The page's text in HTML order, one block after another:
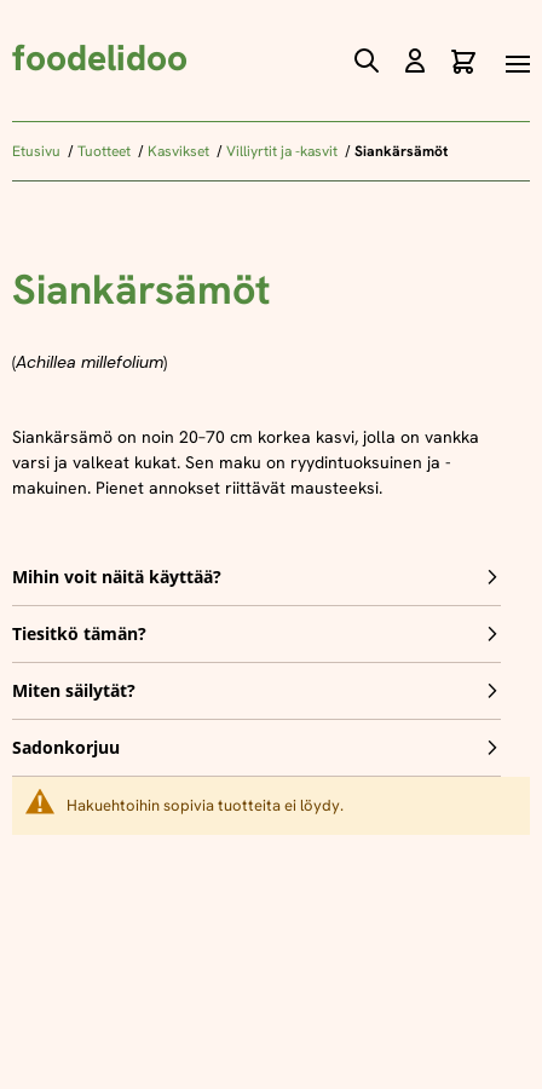
foodelidoo
Skip
Content
Etusivu Tuotteet Kasvikset Villiyrtit ja -kasvit Siankärsämöt
Siankärsämöt
(Achillea millefolium)
Siankärsämö on noin 20–70 cm korkea kasvi, jolla on vankka
varsi ja valkeat kukat. Sen maku on ryydintuoksuinen ja -
makuinen. Pienet annokset riittävät mausteeksi.
Mihin voit näitä käyttää?
Tiesitkö tämän?
Miten säilytät?
Sadonkorjuu
Hakuehtoihin sopivia tuotteita ei löydy.